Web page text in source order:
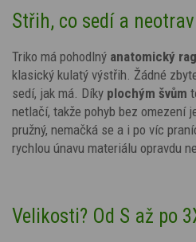
Střih, co sedí a
Triko má pohodlný anatomický
klasický kulatý výstřih. Žádné
sedí, jak má. Díky plochým švům
netlačí, takže pohyb bez omezení
pružný, nemačká se a i po víc
rychlou únavu materiálu opravdu
Velikosti? Od S až po